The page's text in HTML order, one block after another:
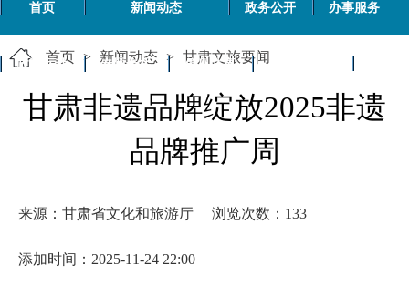
首页 新闻动态 政务公开 办事服务
政民互动 专题专栏 信息共享
首页 > 新闻动态 > 甘肃文旅要闻
甘肃非遗品牌绽放2025非遗
品牌推广周
来源：甘肃省文化和旅游厅 浏览次数： 133
添加时间：2025-11-24 22:00